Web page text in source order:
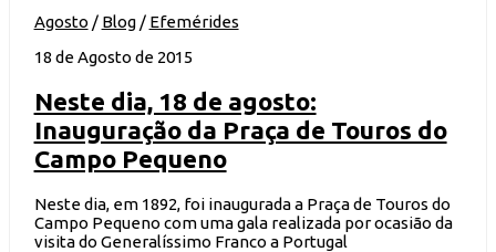
Agosto / Blog/ Efemérides
18 de Agosto de 2015
Neste dia, 18 de agosto:
Inauguração da Praça de Touros do
Campo Pequeno
Neste dia, em 1892, foi inaugurada a Praça de Touros do
Campo Pequeno com uma gala realizada por ocasião da
visita do Generalíssimo Franco a Portugal